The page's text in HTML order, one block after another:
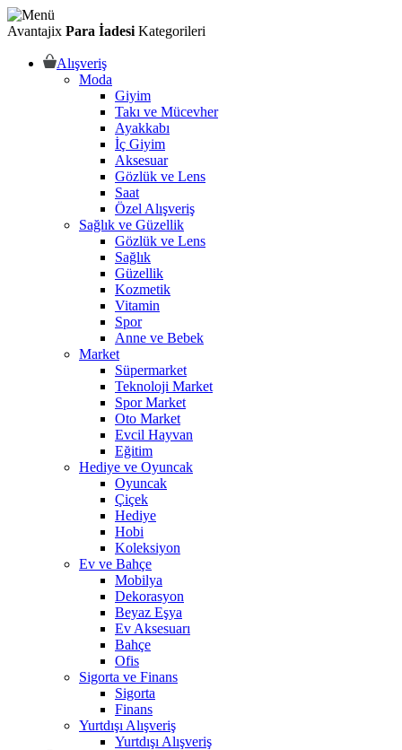
Avantajix Para İadesi Kategorileri
Alışveriş
Moda
Giyim
Takı ve Mücevher
Ayakkabı
İç Giyim
Aksesuar
Gözlük ve Lens
Saat
Özel Alışveriş
Sağlık ve Güzellik
Gözlük ve Lens
Sağlık
Güzellik
Kozmetik
Vitamin
Spor
Anne ve Bebek
Market
Süpermarket
Teknoloji Market
Spor Market
Oto Market
Evcil Hayvan
Eğitim
Hediye ve Oyuncak
Oyuncak
Çiçek
Hediye
Hobi
Koleksiyon
Ev ve Bahçe
Mobilya
Dekorasyon
Beyaz Eşya
Ev Aksesuarı
Bahçe
Ofis
Sigorta ve Finans
Sigorta
Finans
Yurtdışı Alışveriş
Yurtdışı Alışveriş